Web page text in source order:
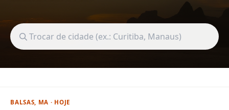
Buscar cidade
BALSAS, MA · HOJE